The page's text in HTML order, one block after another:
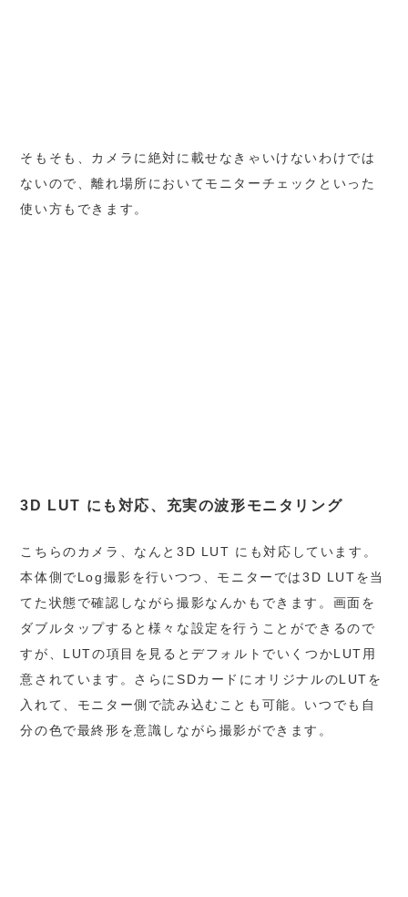
そもそも、カメラに絶対に載せなきゃいけないわけでは
ないので、離れ場所においてモニターチェックといった
使い方もできます。
3D LUT にも対応、充実の波形モニタリング
こちらのカメラ、なんと3D LUT にも対応しています。
本体側でLog撮影を行いつつ、モニターでは3D LUTを当
てた状態で確認しながら撮影なんかもできます。画面を
ダブルタップすると様々な設定を行うことができるので
すが、LUTの項目を見るとデフォルトでいくつかLUT用
意されています。さらにSDカードにオリジナルのLUTを
入れて、モニター側で読み込むことも可能。いつでも自
分の色で最終形を意識しながら撮影ができます。